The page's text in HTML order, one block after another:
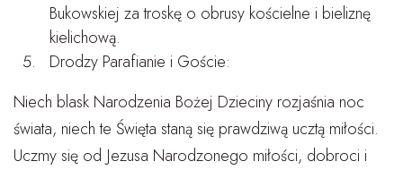
Bukowskiej za troskę o obrusy kościelne i bieliznę
kielichową.
Drodzy Parafianie i Goście:
Niech blask Narodzenia Bożej Dzieciny rozjaśnia noc
świata, niech te Święta staną się prawdziwą ucztą miłości.
Uczmy się od Jezusa Narodzonego miłości, dobroci i